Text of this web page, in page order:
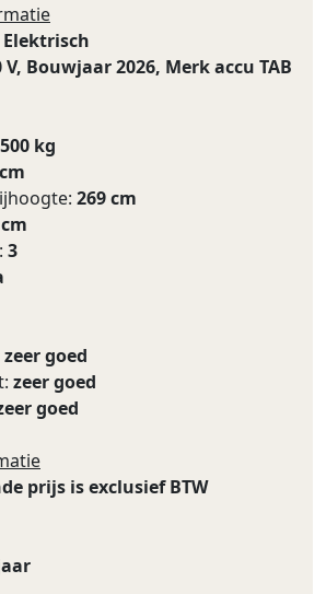
Elektrisch
V, Bouwjaar 2026, Merk accu TAB
kg
269 cm
3
zeer goed
zeer goed
goed
prijs is exclusief BTW